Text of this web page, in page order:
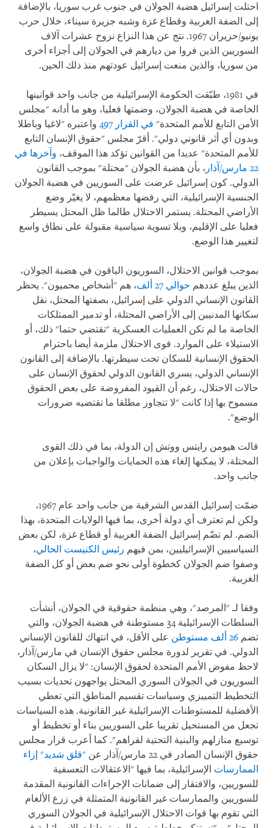
احتلت إسرائيل هضبة الجولان في جنوب غرب سوريا، بالإضافة
إلى الضفة الغربية وقطاع غزة وشبه جزيرة سيناء، خلال حرب
يونيو/حزيران 1967. نتج عن هذا النزاع نزوح عشرات آلاف
السوريين الذين فروا من ديارهم في الجولان إلى أجزاء أخرى
من سوريا، والذين منعت إسرائيل عودتهم منذ ذلك الحين.
في 1981، طبّقت الحكومة الإسرائيلية من جانب واحد قوانينها
الخاصة في هضبة الجولان، وضمتها فعليا، وهو ما أدانه "مجلس
الأمن التابع للأمم المتحدة" في القرار 497
واعتبره "لاغيا وباطلا
وبدون أي أثر قانوني دولي". أقرّ مجلس "حقوق الإنسان التابع
للأمم المتحدة" عديدا من القوانين تؤكد هذا الموقف، وآخرها في
22 مارس/آذار
، بأن هضبة الجولان "محتلة" بموجب القانون
الدولي. كون إسرائيل عرضت على السوريين في هضبة الجولان
الجنسية الإسرائيلية، التي رفضها معظمهم، لا يغيّر وضع
الأراضي المحتلة. يستمر الاحتلال طالما ظل المحتل يسيطر
فعليا على الإقليم، وبلا تسوية سياسية مقبولة على نطاق واسع
لتغيير هذا الوضع.
بموجب قوانين الاحتلال، السوريون الباقون في هضبة الجولان،
الذين يبلغ عددهم حوالي 27 ألف
، هم "أشخاص محميون". يحظر
القانون الإنساني الدولي على إسرائيل، بصفتها المحتل، نقل
سكانها المدنيين إلى الأراضي المحتلة، أو تدمير الممتلكات
الخاصة ما لم تكن العمليات العسكرية "تقتضي حتما" ذلك، أو
الاستيلاء على الموارد. قوى الاحتلال ملزمة أيضا باحترام
الحقوق الإنسانية للسكان تحت سيطرتها. بالإضافة إلى القانون
الإنساني الدولي، يسري القانون الدولي لحقوق الإنسان على
حالات الاحتلال، رغم أن القيود المفروضة على بعض الحقوق
مسموح بها إذا كانت "لا تتجاوز مطلقا ما تقتضيه ضرورات
الوضع".
قالت هيومن رايتس ووتش إن الدولة، بما في ذلك القوى
المحتلة، لا يمكنها إلغاء هذه الحمايات والواجبات بإعلان من
جانب واحد.
ضمّت إسرائيل القدس الشرقية من جانب واحد عام 1967،
ولكن لم تعترف أي دولة أخرى، بما فيها الولايات المتحدة، بهذا
الضم. لم تضّم إسرائيل الضفة الغربية أو قطاع غزة، لكن بعض
السياسيين الإسرائيليين، بمن فيهم رئيس الكنيست الحالي،
وصفوا ضم الجولان كخطوة أولى نحو ضم بعض أو كل الضفة
الغربية.
وفقا لـ "المرصد"، وهي منظمة حقوقية في الجولان، أنشأت
السلطات الإسرائيلية 34 مستوطنة في هضبة الجولان، والتي
تضم 26 ألف مستوطن
على الأقل، في انتهاك للقانون الإنساني
الدولي. في تقرير لدورة مجلس حقوق الإنسان في مارس/آذار،
لاحظ مفوض الأمم المتحدة لحقوق الإنسان: "لا يزال السكان
السوريون في الجولان السوري المحتل يواجهون تحديات بسبب
التخطيط التمييزي وسياسات تقسيم المناطق التي تعطي
الأفضلية للمستوطنات الإسرائيلية غير القانونية. هذه السياسات
تجعل من المستحيل تقريبا على السوريين بناء أو تخطيط أو
توسيع منازلهم والبنية التحتية لقراهم". كما أعرب قرار مجلس
حقوق الإنسان الصادر في 22 مارس/آذار عن
"قلق شديد" إزاء
الممارسات الإسرائيلية، بما فيها "الاعتقالات التعسفية
للسوريين، والافتقار إلى ضمانات الإجراءات القانونية المقدمة
للسوريين والممارسات غير القانونية المتمثلة في زرع الألغام
التي تقوم بها قوات الاحتلال الإسرائيلية في الجولان السوري